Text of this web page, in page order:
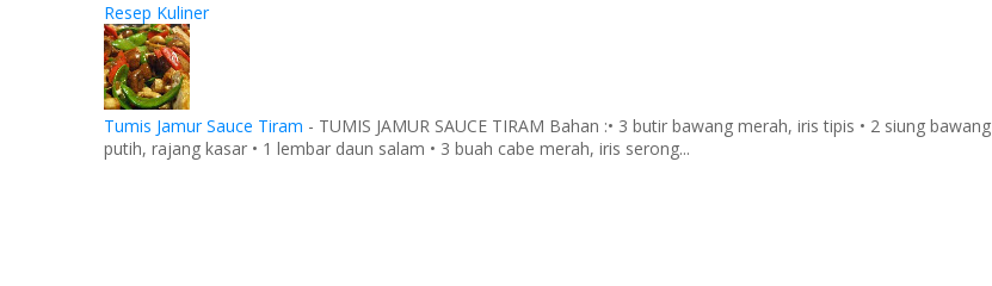
Resep Kuliner
Tumis Jamur Sauce Tiram - TUMIS JAMUR SAUCE TIRAM Bahan :• 3 butir bawang merah, iris tipis • 2 siung bawang
putih, rajang kasar • 1 lembar daun salam • 3 buah cabe merah, iris serong...